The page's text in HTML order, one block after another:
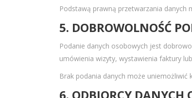
Podstawą prawną przetwarzania
5. DOBROWOLNOŚĆ
Podanie danych osobowych jest
umówienia wizyty, wystawienia faktury
Brak podania danych może uniemożliwić